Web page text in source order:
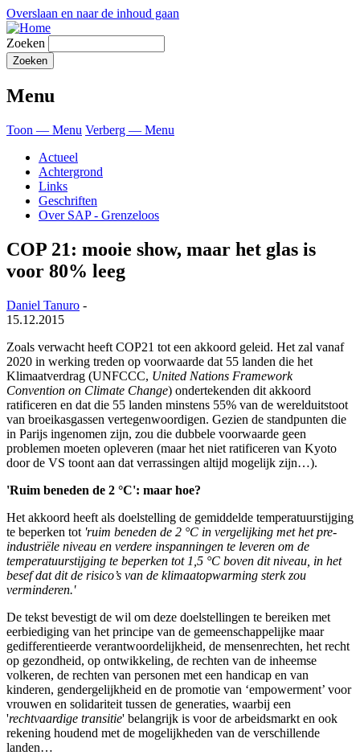
Overslaan en naar de inhoud gaan
Zoeken
Menu
Toon — Menu Verberg — Menu
Actueel
Achtergrond
Links
Geschriften
Over SAP - Grenzeloos
COP 21: mooie show, maar het glas is
voor 80% leeg
Daniel Tanuro -
15.12.2015
Zoals verwacht heeft COP21 tot een akkoord geleid. Het zal vanaf
2020 in werking treden op voorwaarde dat 55 landen die het
Klimaatverdrag (UNFCCC, United Nations Framework
Convention on Climate Change) ondertekenden dit akkoord
ratificeren en dat die 55 landen minstens 55% van de werelduitstoot
van broeikasgassen vertegenwoordigen. Gezien de standpunten die
in Parijs ingenomen zijn, zou die dubbele voorwaarde geen
problemen moeten opleveren (maar het niet ratificeren van Kyoto
door de VS toont aan dat verrassingen altijd mogelijk zijn…).
'Ruim beneden de 2 °C': maar hoe?
Het akkoord heeft als doelstelling de gemiddelde temperatuurstijging
te beperken tot 'ruim beneden de 2 °C in vergelijking met het pre-
industriële niveau en verdere inspanningen te leveren om de
temperatuurstijging te beperken tot 1,5 °C boven dit niveau, in het
besef dat dit de risico’s van de klimaatopwarming sterk zou
verminderen.'
De tekst bevestigt de wil om deze doelstellingen te bereiken met
eerbiediging van het principe van de gemeenschappelijke maar
gedifferentieerde verantwoordelijkheid, de mensenrechten, het recht
op gezondheid, op ontwikkeling, de rechten van de inheemse
volkeren, de rechten van personen met een handicap en van
kinderen, gendergelijkheid en de promotie van ‘empowerment’ voor
vrouwen en solidariteit tussen de generaties, waarbij een
'rechtvaardige transitie' belangrijk is voor de arbeidsmarkt en ook
rekening houdend met de mogelijkheden van de verschillende
landen…